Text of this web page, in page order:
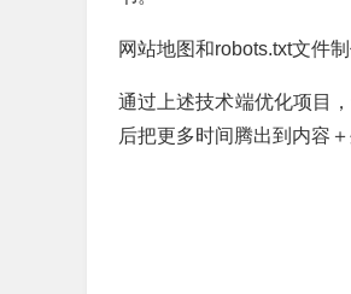
网站地图和robots.txt文件
通过上述技术端优化项目
后把更多时间腾出到内容＋